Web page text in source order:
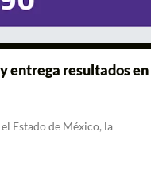
entrega resultados en
Estado de México, la